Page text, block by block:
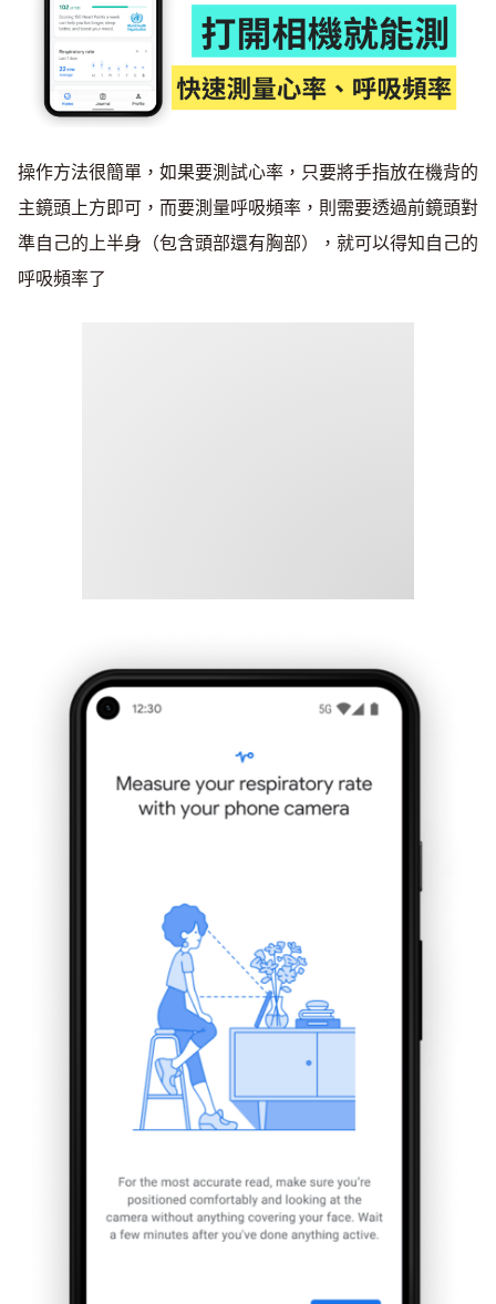
操作方法很簡單，如果要測試心率，只要將手指放在機背的
主鏡頭上方即可，而要測量呼吸頻率，則需要透過前鏡頭對
準自己的上半身（包含頭部還有胸部），就可以得知自己的
呼吸頻率了